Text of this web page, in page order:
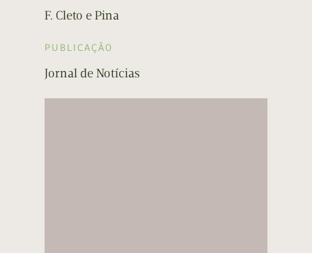
F. Cleto e Pina
PUBLICAÇÃO
Jornal de Notícias